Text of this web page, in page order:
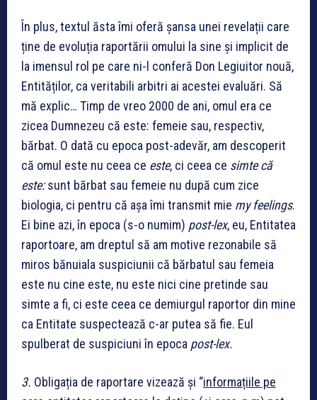
În plus, textul ăsta îmi oferă șansa unei revelații care
ține de evoluția raportării omului la sine și implicit de
la imensul rol pe care ni-l conferă Don Legiuitor nouă,
Entităților, ca veritabili arbitri ai acestei evaluări. Să
mă explic… Timp de vreo 2000 de ani, omul era ce
zicea Dumnezeu că este: femeie sau, respectiv,
bărbat. O dată cu epoca post-adevăr, am descoperit
că omul este nu ceea ce este, ci ceea ce simte că
este:sunt bărbat sau femeie nu după cum zice
biologia, ci pentru că așa îmi transmit mie my feelings.
Ei bine azi, în epoca (s-o numim) post-lex, eu, Entitatea
raportoare, am dreptul să am motive rezonabile să
miros bănuiala suspiciunii că bărbatul sau femeia
este nu cine este, nu este nici cine pretinde sau
simte a fi, ci este ceea ce demiurgul raportor din mine
ca Entitate suspectează c-ar putea să fie. Eul
spulberat de suspiciuni în epoca post-lex.
3. Obligația de raportare vizează și “informațiile pe